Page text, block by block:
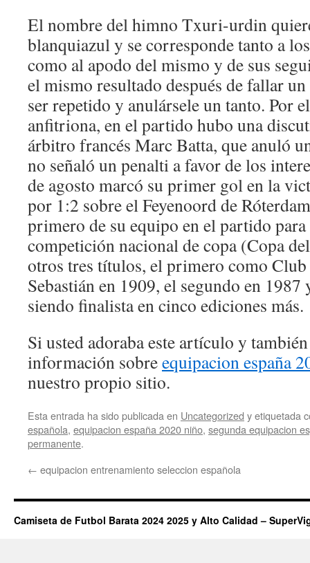
El nombre del himno Txuri-urdin
blanquiazul y se corresponde tanto a
como al apodo del mismo y de sus
el mismo resultado después de fallar
ser repetido y anulársele un tanto. Por
anfitriona, en el partido hubo una
árbitro francés Marc Batta, que anuló
no señaló un penalti a favor de los
de agosto marcó su primer gol en la
por 1:2 sobre el Feyenoord de
primero de su equipo en el partido
competición nacional de copa (Copa
otros tres títulos, el primero como
Sebastián en 1909, el segundo en
siendo finalista en cinco ediciones más.
Si usted adoraba este artículo y
información sobreequipacion españa
nuestro propio sitio.
Esta entrada ha sido publicada en Uncategorized y etiquetada
española, equipacion españa 2020 niño, segunda equipacion
permanente.
← equipacion entrenamiento seleccion española
Camiseta de Futbol Barata 2024 2025 y Alto Calidad –